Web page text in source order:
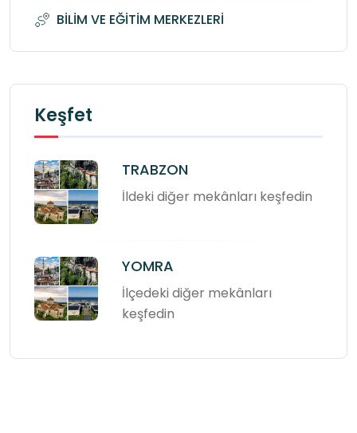
BİLİM VE EĞİTİM MERKEZLERİ
Keşfet
TRABZON
İldeki diğer mekânları keşfedin
YOMRA
İlçedeki diğer mekânları
keşfedin